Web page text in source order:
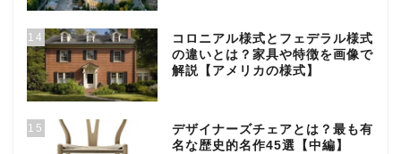
14
コロニアル様式とフェデラル様式
の違いとは？家具や特徴を画像で
解説【アメリカの様式】
15
デザイナーズチェアとは？最も有
名な歴史的名作45選【中編】